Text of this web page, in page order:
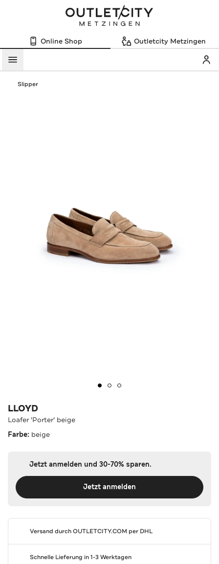
Online Shop Outletcity Metzingen
Menü
Slipper
LLOYD
Loafer 'Porter' beige
Farbe: beige
Jetzt anmelden und 30-70% sparen.
Jetzt anmelden
Versand durchOUTLETCITY.COM per DHL
Schnelle Lieferung in 1-3 Werktagen